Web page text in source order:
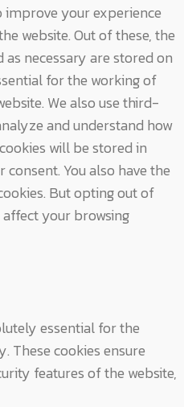
improve your experience
website. Out of these, the
necessary are stored on
for the working of
We also use third-
and understand how
will be stored in
You also have the
But opting out of
your browsing
essential for the
These cookies ensure
features of the website,